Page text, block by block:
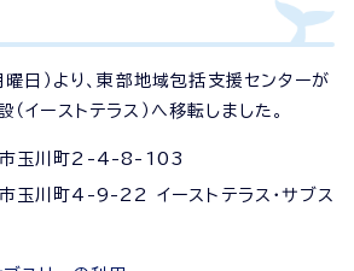
日）より、東部地域包括支援センターが
イーストテラス）へ移転しました。
市玉川町2-4-8-103
玉川町4-9-22 イーストテラス・サブス